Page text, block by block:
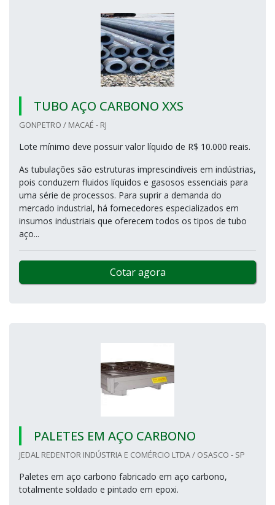
TUBO AÇO CARBONO XXS
GONPETRO / MACAÉ - RJ
Lote mínimo deve possuir valor líquido de R$ 10.000 reais.
As tubulações são estruturas imprescindíveis em indústrias,
pois conduzem fluidos líquidos e gasosos essenciais para
uma série de processos. Para suprir a demanda do
mercado industrial, há fornecedores especializados em
insumos industriais que oferecem todos os tipos de tubo
aço...
Cotar agora
PALETES EM AÇO CARBONO
JEDAL REDENTOR INDÚSTRIA E COMÉRCIO LTDA / OSASCO - SP
Paletes em aço carbono fabricado em aço carbono,
totalmente soldado e pintado em epoxi.